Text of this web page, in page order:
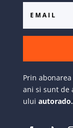
Prin
ani si sunt de
ului